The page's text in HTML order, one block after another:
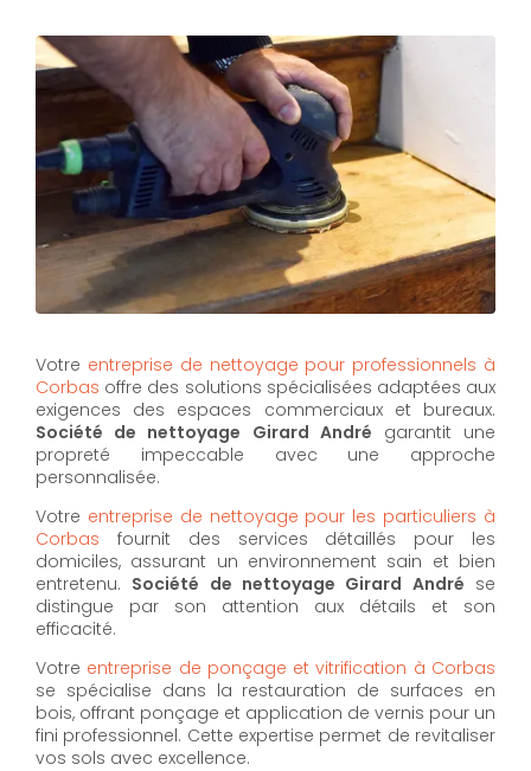
Votre entreprise de nettoyage pour professionnels à
Corbas offre des solutions spécialisées adaptées aux
exigences des espaces commerciaux et bureaux.
Société de nettoyage Girard André garantit une
propreté impeccable avec une approche
personnalisée.
Votre entreprise de nettoyage pour les particuliers à
Corbas fournit des services détaillés pour les
domiciles, assurant un environnement sain et bien
entretenu. Société de nettoyage Girard André se
distingue par son attention aux détails et son
efficacité.
Votre entreprise de ponçage et vitrification à Corbas
se spécialise dans la restauration de surfaces en
bois, offrant ponçage et application de vernis pour un
fini professionnel. Cette expertise permet de revitaliser
vos sols avec excellence.